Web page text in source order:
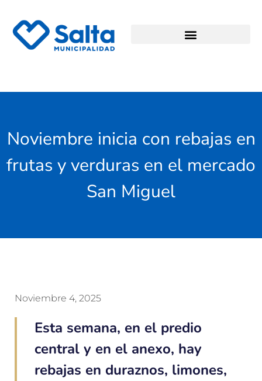
Noviembre inicia con rebajas en
frutas y verduras en el mercado
San Miguel
Noviembre 4, 2025
Esta semana, en el predio
central y en el anexo, hay
rebajas en duraznos, limones,